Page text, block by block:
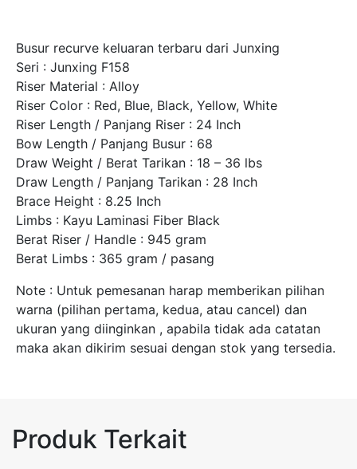
Busur recurve keluaran terbaru dari Junxing
Seri : Junxing F158
Riser Material : Alloy
Riser Color : Red, Blue, Black, Yellow, White
Riser Length / Panjang Riser : 24 Inch
Bow Length / Panjang Busur : 68
Draw Weight / Berat Tarikan : 18 – 36 lbs
Draw Length / Panjang Tarikan : 28 Inch
Brace Height : 8.25 Inch
Limbs : Kayu Laminasi Fiber Black
Berat Riser / Handle : 945 gram
Berat Limbs : 365 gram / pasang
Note : Untuk pemesanan harap memberikan pilihan
warna (pilihan pertama, kedua, atau cancel) dan
ukuran yang diinginkan , apabila tidak ada catatan
maka akan dikirim sesuai dengan stok yang tersedia.
Produk Terkait